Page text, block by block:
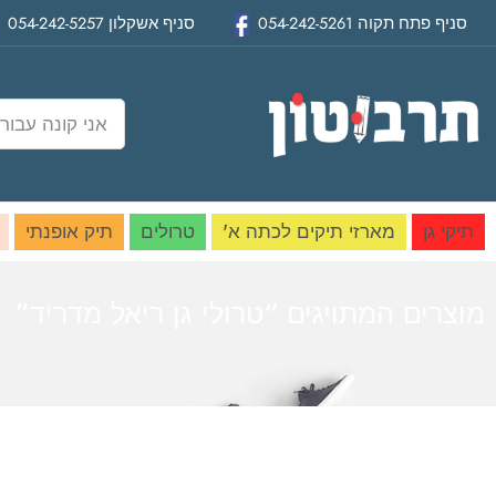
סניף פתח תקוה 054-242-5261 סניף אשקלון 054-242-5257
תיקי גן מארזי תיקים לכתה א' טרולים תיק אופנתי